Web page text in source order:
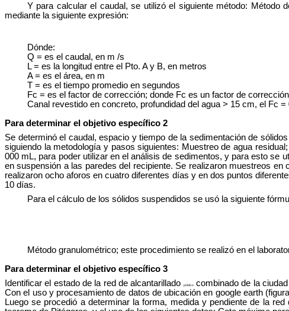
Y para calcular el caudal, se utilizó el siguiente método: Método
mediante la siguiente expresión:
Dónde:
Q = es el caudal, en m /s
L = es la longitud entre el Pto. A y B, en metros
A = es el área, en m
T = es el tiempo promedio en segundos
Fc = es el factor de corrección; donde Fc es un factor de
Canal revestido en concreto, profundidad del agua > 15 cm, el Fc
Para determinar el objetivo específico 2
Se determinóel caudal, espacio y tiempo de la sedimentación de
siguiendo la metodología y pasos siguientes: Muestreo de agua
000 mL, para poder utilizar en el análisis de sedimentos, y para esto se
en suspensión a las paredes del recipiente. Se realizaron muestreos
realizaron ocho aforos en cuatro diferentes días y en dos puntos
10 días.
Para el cálculo de los sólidos suspendidos se usó la siguiente
Método granulométrico; este procedimiento se realizó en el
Para determinar el objetivo específico 3
Identificar el estado de la red de alcantarillado
públicocombinado de la
Con el uso y procesamiento de datos de ubicación en google earth
Luego se procedió a determinar la forma, medida y pendiente de la